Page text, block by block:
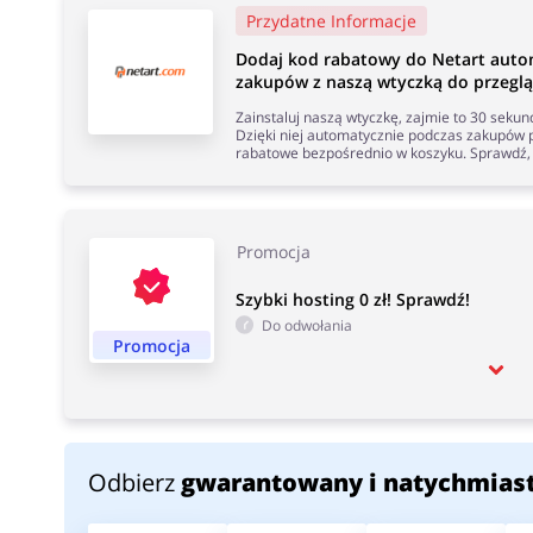
Promocja
Promocja
Szybki hosting 0 zł! Sprawdź!
Do odwołania
Przydatne Informacje
Dodaj kod rabatowy do Netart
zakupów z naszą wtyczką do
Zainstaluj naszą wtyczkę, zajmie to 30
Dzięki niej automatycznie podczas zakupów
rabatowe bezpośrednio w koszyku.
Odbierz gwarantowany i